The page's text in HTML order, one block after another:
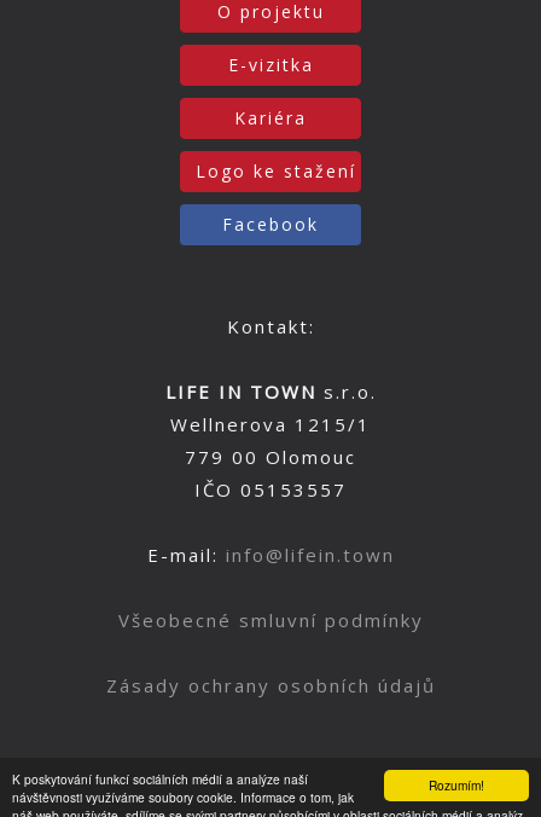
Rozumím!
K poskytování funkcí sociálních médií a analýze naší
návštěvnosti využíváme soubory cookie. Informace o tom, jak
O projektu
E-vizitka
Kariéra
Logo ke stažení
Facebook
Kontakt:
LIFE IN TOWN s.r.o.
Wellnerova 1215/1
779 00 Olomouc
IČO 05153557
E-mail: info@lifein.town
Všeobecné smluvní podmínky
Zásady ochrany osobních údajů
Nahoru